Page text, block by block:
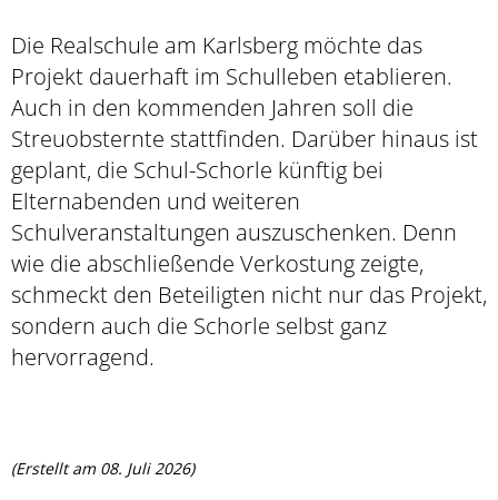
Die Realschule am Karlsberg möchte das
Projekt dauerhaft im Schulleben etablieren.
Auch in den kommenden Jahren soll die
Streuobsternte stattfinden. Darüber hinaus ist
geplant, die Schul-Schorle künftig bei
Elternabenden und weiteren
Schulveranstaltungen auszuschenken. Denn
wie die abschließende Verkostung zeigte,
schmeckt den Beteiligten nicht nur das Projekt,
sondern auch die Schorle selbst ganz
hervorragend.
(Erstellt am 08. Juli 2026)